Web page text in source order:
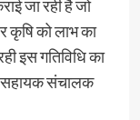
जा रही है जो
कृषि को लाभ का
इस गतिविधि का
सहायक संचालक